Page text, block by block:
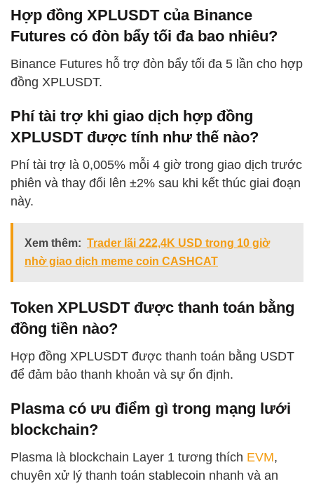
Hợp đồng XPLUSDT của Binance
Futures có đòn bẩy tối đa bao nhiêu?
Binance Futures hỗ trợ đòn bẩy tối đa 5 lần cho hợp
đồng XPLUSDT.
Phí tài trợ khi giao dịch hợp đồng
XPLUSDT được tính như thế nào?
Phí tài trợ là 0,005% mỗi 4 giờ trong giao dịch trước
phiên và thay đổi lên ±2% sau khi kết thúc giai đoạn
này.
Xem thêm: Trader lãi 222,4K USD trong 10 giờ
nhờ giao dịch meme coin CASHCAT
Token XPLUSDT được thanh toán bằng
đồng tiền nào?
Hợp đồng XPLUSDT được thanh toán bằng USDT
để đảm bảo thanh khoản và sự ổn định.
Plasma có ưu điểm gì trong mạng lưới
blockchain?
Plasma là blockchain Layer 1 tương thích EVM,
chuyên xử lý thanh toán stablecoin nhanh và an